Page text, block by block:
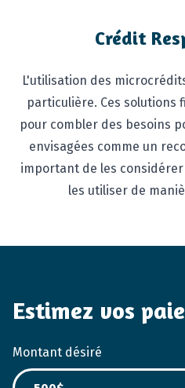
Crédit
L'utilisation des
particulière. Ces solutions
pour combler des besoins
envisagées comme un
important de les
les utiliser de
Estimez vos
Montant désiré